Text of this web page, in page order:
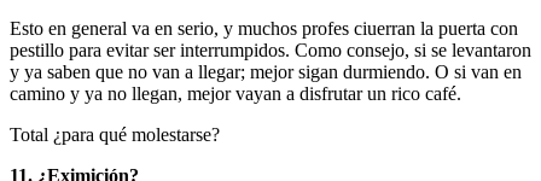
Esto en general va en serio, y muchos profes ciuerran la puerta con
pestillo para evitar ser interrumpidos. Como consejo, si se levantaron
y ya saben que no van a llegar; mejor sigan durmiendo. O si van en
camino y ya no llegan, mejor vayan a disfrutar un rico café.
Total ¿para qué molestarse?
11. ¿Eximición?